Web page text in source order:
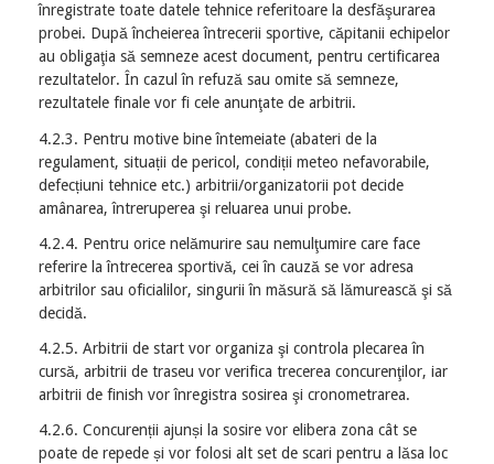
înregistrate toate datele tehnice referitoare la desfăşurarea
probei. După încheierea întrecerii sportive, căpitanii echipelor
au obligaţia să semneze acest document, pentru certificarea
rezultatelor. În cazul în refuză sau omite să semneze,
rezultatele finale vor fi cele anunţate de arbitrii.
4.2.3. Pentru motive bine întemeiate (abateri de la
regulament, situații de pericol, condiții meteo nefavorabile,
defecțiuni tehnice etc.) arbitrii/organizatorii pot decide
amânarea, întreruperea şi reluarea unui probe.
4.2.4. Pentru orice nelămurire sau nemulţumire care face
referire la întrecerea sportivă, cei în cauză se vor adresa
arbitrilor sau oficialilor, singurii în măsură să lămurească şi să
decidă.
4.2.5. Arbitrii de start vor organiza şi controla plecarea în
cursă, arbitrii de traseu vor verifica trecerea concurenţilor, iar
arbitrii de finish vor înregistra sosirea şi cronometrarea.
4.2.6. Concurenții ajunși la sosire vor elibera zona cât se
poate de repede și vor folosi alt set de scari pentru a lăsa loc